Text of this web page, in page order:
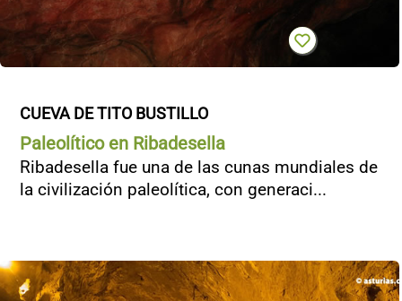
CUEVA DE TITO BUSTILLO
Paleolítico en Ribadesella
Ribadesella fue una de las cunas mundiales de
la civilización paleolítica, con generaci...